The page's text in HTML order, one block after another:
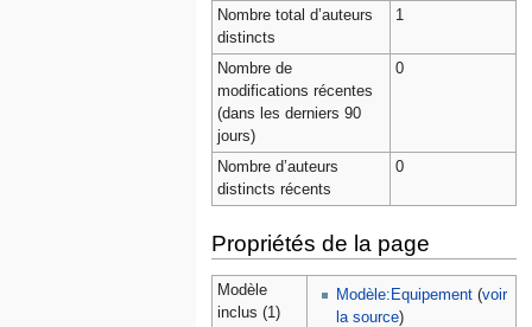
Nombre total d’auteurs
distincts
1
Nombre de
modifications récentes
(dans les derniers 90
jours)
0
Nombre d’auteurs
distincts récents
0
Propriétés de la page
Modèle
inclus (1)
Modèle:Equipement(voir
la source)